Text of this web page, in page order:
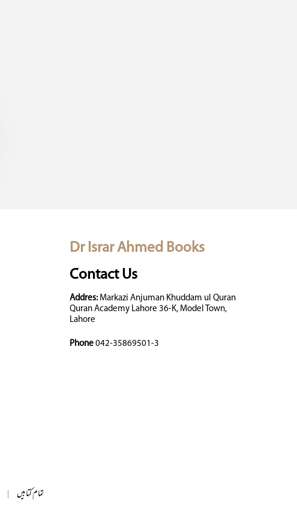
Dr Israr Ahmed Books
Contact Us
Addres:Markazi Anjuman Khuddam ul Quran
Quran Academy Lahore 36-K, Model Town,
Lahore
Phone 042-35869501-3
| تمام کتابیں